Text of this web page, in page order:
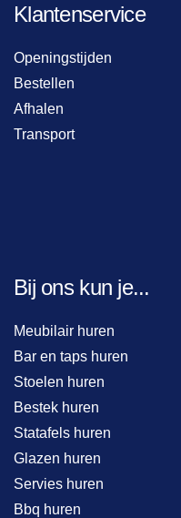
Klantenservice
Openingstijden
Bestellen
Afhalen
Transport
Bij ons kun je...
Meubilair huren
Bar en taps huren
Stoelen huren
Bestek huren
Statafels huren
Glazen huren
Servies huren
Bbq huren